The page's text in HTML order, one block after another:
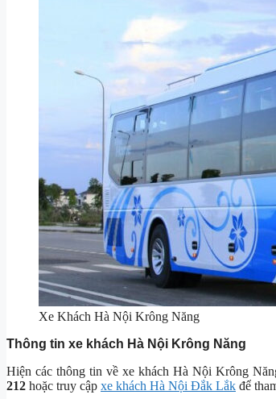
Xe Khách Hà Nội Krông Năng
Thông tin xe khách Hà Nội Krông Năng
Hiện các thông tin về xe khách Hà Nội Krông
212 hoặc truy cập xe khách Hà Nội Đắk Lắk để